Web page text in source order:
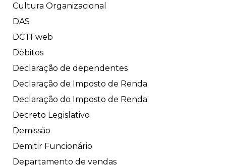
Cultura Organizacional
DAS
DCTFweb
Débitos
Declaração de dependentes
Declaração de Imposto de Renda
Declaração do Imposto de Renda
Decreto Legislativo
Demissão
Demitir Funcionário
Departamento de vendas